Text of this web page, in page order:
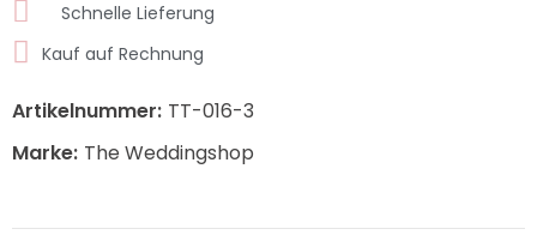
Schnelle Lieferung
Kauf auf Rechnung
Artikelnummer: TT-016-3
Marke: The Weddingshop